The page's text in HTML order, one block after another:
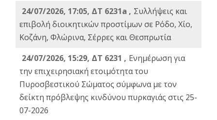
24/07/2026, 17:05, ΔΤ 6231a , Συλλήψεις και
επιβολή διοικητικών προστίμων σε Ρόδο, Χίο,
Κοζάνη, Φλώρινα, Σέρρες και Θεσπρωτία
24/07/2026, 15:29, ΔΤ 6231 , Ενημέρωση για
την επιχειρησιακή ετοιμότητα του
Πυροσβεστικού Σώματος σύμφωνα με τον
δείκτη πρόβλεψης κινδύνου πυρκαγιάς στις 25-
07-2026